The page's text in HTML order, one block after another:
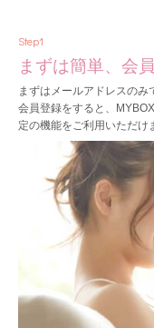
Step1
まずは簡単、会
まずはメールアドレスのみ
会員登録をすると、
定の機能をご利用いただけ